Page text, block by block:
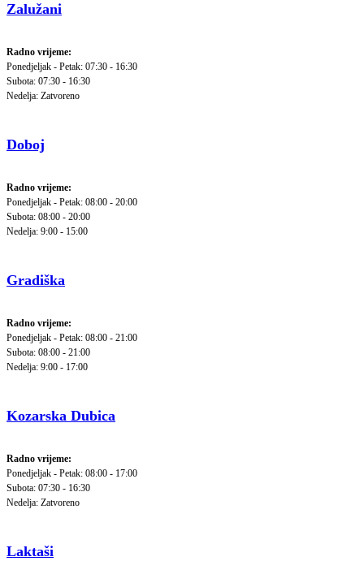
Zalužani
Radno vrijeme:
Ponedjeljak - Petak: 07:30 - 16:30
Subota: 07:30 - 16:30
Nedelja: Zatvoreno
Doboj
Radno vrijeme:
Ponedjeljak - Petak: 08:00 - 20:00
Subota: 08:00 - 20:00
Nedelja: 9:00 - 15:00
Gradiška
Radno vrijeme:
Ponedjeljak - Petak: 08:00 - 21:00
Subota: 08:00 - 21:00
Nedelja: 9:00 - 17:00
Kozarska Dubica
Radno vrijeme:
Ponedjeljak - Petak: 08:00 - 17:00
Subota: 07:30 - 16:30
Nedelja: Zatvoreno
Laktaši